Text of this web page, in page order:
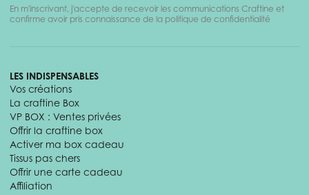
En m'inscrivant, j'accepte de recevoir les communications Craftine et
confirme avoir pris connaissance de la politique de confidentialité
LES INDISPENSABLES
Vos créations
La craftine Box
VP BOX : Ventes privées
Offrir la craftine box
Activer ma box cadeau
Tissus pas chers
Offrir une carte cadeau
Affiliation